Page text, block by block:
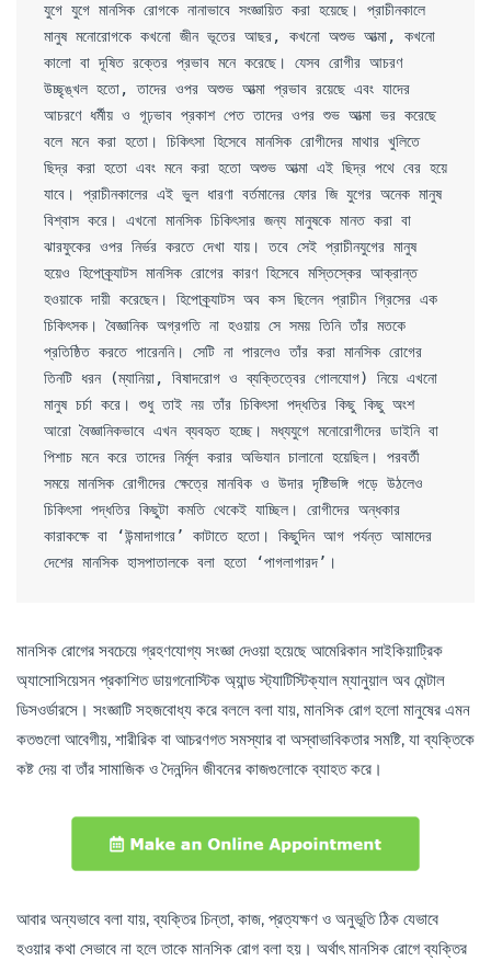
যুগে যুগে মানসিক রোগকে নানাভাবে সংজ্ঞায়িত করা হয়েছে। প্রাচীনকালে
মানুষ মনোরোগকে কখনো জীন ভূতের আছর, কখনো অশুভ আত্মা, কখনো
কালো বা দূষিত রক্তের প্রভাব মনে করেছে। যেসব রোগীর আচরণ
উচ্ছৃঙ্খল হতো, তাদের ওপর অশুভ আত্মা প্রভাব রয়েছে এবং যাদের
আচরণে ধর্মীয় ও গূঢ়ভাব প্রকাশ পেত তাদের ওপর শুভ আত্মা ভর করেছে
বলে মনে করা হতো। চিকিৎসা হিসেবে মানসিক রোগীদের মাথার খুলিতে
ছিদ্র করা হতো এবং মনে করা হতো অশুভ আত্মা এই ছিদ্র পথে বের হয়ে
যাবে। প্রাচীনকালের এই ভুল ধারণা বর্তমানের ফোর জি যুগের অনেক মানুষ
বিশ্বাস করে। এখনো মানসিক চিকিৎসার জন্য মানুষকে মানত করা বা
ঝারফুকের ওপর নির্ভর করতে দেখা যায়। তবে সেই প্রাচীনযুগের মানুষ
হয়েও হিপোক্র্যাটস মানসিক রোগের কারণ হিসেবে মস্তিস্কের আক্রান্ত
হওয়াকে দায়ী করেছেন। হিপোক্র্যাটস অব কস ছিলেন প্রাচীন গ্রিসের এক
চিকিৎসক। বৈজ্ঞানিক অগ্রগতি না হওয়ায় সে সময় তিনি তাঁর মতকে
প্রতিষ্ঠিত করতে পারেননি। সেটি না পারলেও তাঁর করা মানসিক রোগের
তিনটি ধরন (ম্যানিয়া, বিষাদরোগ ও ব্যক্তিত্বের গোলযোগ) নিয়ে এখনো
মানুষ চর্চা করে। শুধু তাই নয় তাঁর চিকিৎসা পদ্ধতির কিছু কিছু অংশ
আরো বৈজ্ঞানিকভাবে এখন ব্যবহৃত হচ্ছে। মধ্যযুগে মনোরোগীদের ডাইনি বা
পিশাচ মনে করে তাদের নির্মূল করার অভিযান চালানো হয়েছিল। পরবর্তী
সময়ে মানসিক রোগীদের ক্ষেত্রে মানবিক ও উদার দৃষ্টিভঙ্গি গড়ে উঠলেও
চিকিৎসা পদ্ধতির কিছুটা কমতি থেকেই যাচ্ছিল। রোগীদের অন্ধকার
কারাকক্ষে বা ‘উন্মাদাগারে’ কাটাতে হতো। কিছুদিন আগ পর্যন্ত আমাদের
দেশের মানসিক হাসপাতালকে বলা হতো ‘পাগলাগারদ’।
মানসিক রোগের সবচেয়ে গ্রহণযোগ্য সংজ্ঞা দেওয়া হয়েছে আমেরিকান সাইকিয়াট্রিক
অ্যাসোসিয়েসন প্রকাশিত ডায়গনোস্টিক অ্যান্ড স্ট্যাটিস্টিক্যাল ম্যানুয়াল অব মেন্টাল
ডিসওর্ডারসে। সংজ্ঞাটি সহজবোধ্য করে বললে বলা যায়, মানসিক রোগ হলো মানুষের এমন
কতগুলো আবেগীয়, শারীরিক বা আচরণগত সমস্যার বা অস্বাভাবিকতার সমষ্টি, যা ব্যক্তিকে
কষ্ট দেয় বা তাঁর সামাজিক ও দৈনন্দিন জীবনের কাজগুলোকে ব্যাহত করে।
আবার অন্যভাবে বলা যায়, ব্যক্তির চিন্তা, কাজ, প্রত্যক্ষণ ও অনুভূতি ঠিক যেভাবে
হওয়ার কথা সেভাবে না হলে তাকে মানসিক রোগ বলা হয়। অর্থাৎ মানসিক রোগে ব্যক্তির